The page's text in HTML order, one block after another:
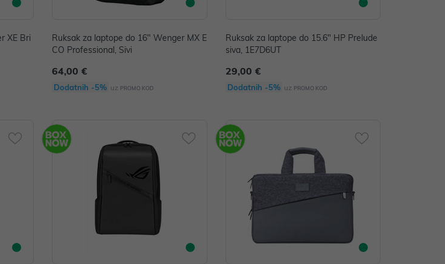
Ruksak za laptope do 16" Wenger MX E
CO Professional, Sivi
64,00 €
Dodatnih -5% uz PROMO KOD
Ruksak za laptope do 15.6" HP Prelude
siva, 1E7D6UT
29,00 €
Dodatnih -5% uz PROMO KOD